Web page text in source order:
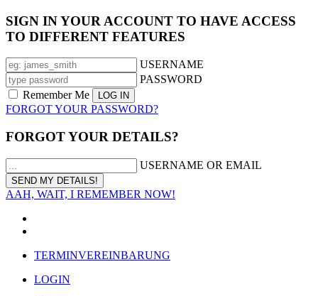
SIGN IN YOUR ACCOUNT TO HAVE ACCESS
TO DIFFERENT FEATURES
USERNAME
PASSWORD
Remember Me
FORGOT YOUR PASSWORD?
FORGOT YOUR DETAILS?
USERNAME OR EMAIL
AAH, WAIT, I REMEMBER NOW!
TERMINVEREINBARUNG
LOGIN